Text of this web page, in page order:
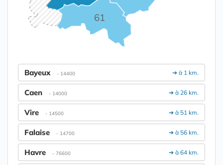
61
➔ à 1 km.
Bayeux - 14400
➔ à 26 km.
Caen - 14000
➔ à 51 km.
Vire - 14500
➔ à 56 km.
Falaise - 14700
➔ à 64 km.
Havre - 76600